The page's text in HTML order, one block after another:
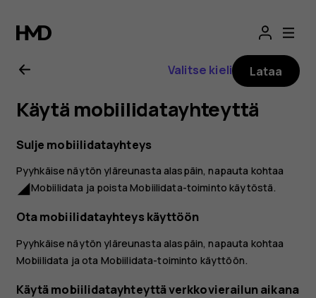
Nokia
2.1
käyttöopas
Valitse kieli Lataa
Käytä mobiilidatayhteyttä
Sulje mobiilidatayhteys
Pyyhkäise näytön yläreunasta alaspäin, napauta kohtaa
network_cellMobiilidata ja poistaMobiilidata-toiminto käytöstä.
Ota mobiilidatayhteys käyttöön
Pyyhkäise näytön yläreunasta alaspäin, napauta kohtaa
Mobiilidata ja ota Mobiilidata-toiminto käyttöön.
Käytä mobiilidatayhteyttä verkkovierailun aikana